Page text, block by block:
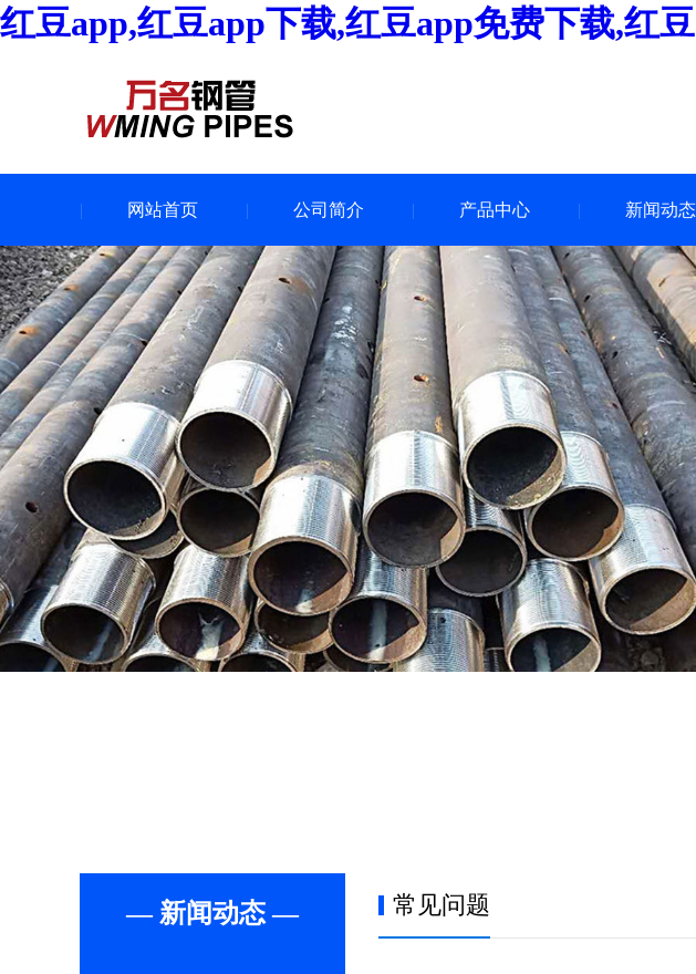
红豆app,红豆app下载,红豆app免费下载,红
网站首页 公司简介 产品中心 新闻动态
— 新闻动态 — 常见问题